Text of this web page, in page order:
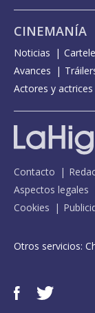
CINEMANÍA
Noticias
Avances
Actores y actrices
Contacto
Aspectos legales
Cookies
Otros servicios: